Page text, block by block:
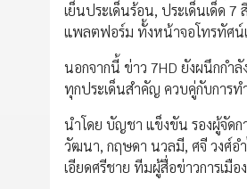
เย็นประเด็นร้อน, ประเด็นเด็ด
แพลตฟอร์ม ทั้งหน้าจอโทรทัศน์
นอกจากนี้ ข่าว 7HD ยังผนึกกำ
ทุกประเด็นสำคัญ ควบคู่กับการ
นำโดย บัญชา แข็งขัน รองผู้จัด
วัฒนา, กฤษดา นวลมี, ศจี วงศ์
เอียดศรีชาย ทีมผู้สื่อข่าวการเ